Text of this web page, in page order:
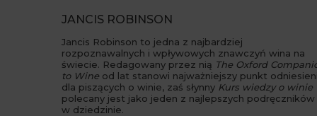
JANCIS ROBINSON
Jancis Robinson to jedna z najbardziej
rozpoznawalnych i wpływowych znawczyń wina na
świecie. Redagowany przez nią The Oxford
to Wine od lat stanowi najważniejszy punkt
dla piszących o winie, zaś słynny Kurs wiedzy o winie
polecany jest jako jeden z najlepszych podręczników
w dziedzinie.